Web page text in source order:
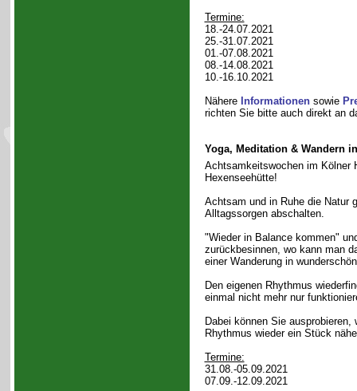
Termine:
18.-24.07.2021
25.-31.07.2021
01.-07.08.2021
08.-14.08.2021
10.-16.10.2021
Nähere Informationensowie
richten Sie bitte auch direkt an
Yoga, Meditation & Wandern
Achtsamkeitswochen im Kölner
Hexenseehütte!
Achtsam und in Ruhe die Natur
Alltagssorgen abschalten.
"Wieder in Balance kommen"
zurückbesinnen, wo kann man
einer Wanderung in
Den eigenen Rhythmus
einmal nicht mehr nur
Dabei können Sie
Rhythmus wieder ein Stück
Termine:
31.08.-05.09.2021
07.09.-12.09.2021